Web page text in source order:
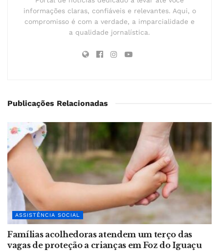
informações claras, confiáveis e relevantes. Aqui, o
compromisso é com a verdade, a imparcialidade e
a qualidade jornalística.
Publicações Relacionadas
ASSISTÊNCIA SOCIAL
Famílias acolhedoras atendem um terço das
vagas de proteção a crianças em Foz do Iguaçu